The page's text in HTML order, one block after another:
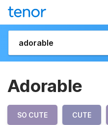
Adorable
SO CUTE CUTE